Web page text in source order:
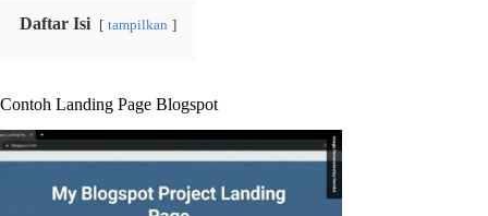
Daftar Isi tampilkan
Contoh Landing Page Blogspot